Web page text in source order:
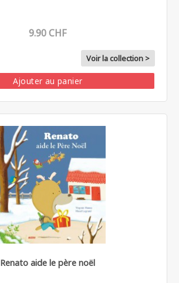
9.90 CHF
Voir la collection >
Ajouter au panier
Renato aide le père noël